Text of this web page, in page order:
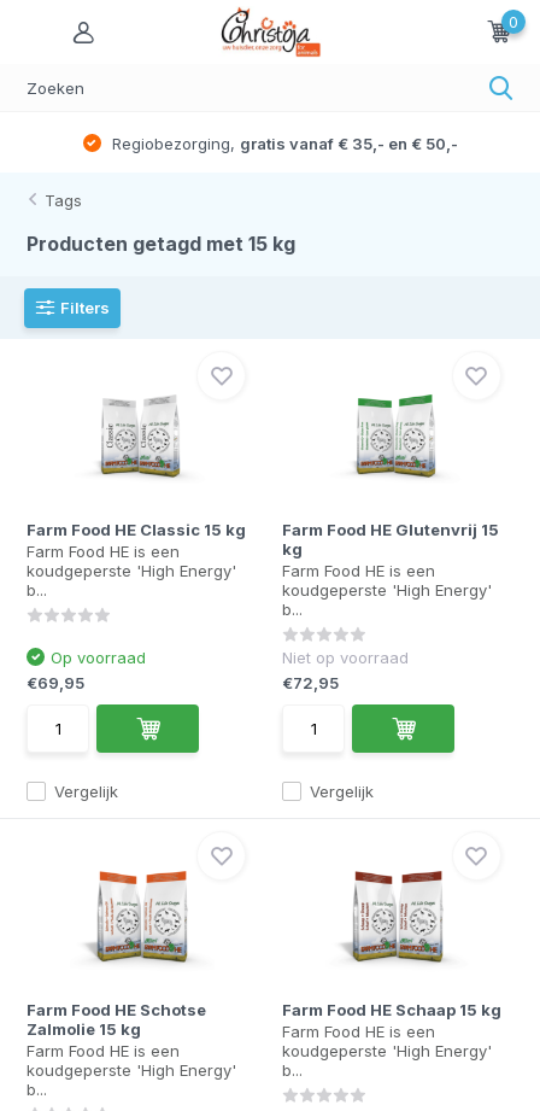
0
Regiobezorging, gratis vanaf € 35,- en € 50,-
Tags
Producten getagd met 15 kg
Filters
Farm Food HE Classic 15 kg
Farm Food HE is een
koudgeperste 'High Energy'
b...
Vergelijk
Op voorraad
€69,95
Farm Food HE Glutenvrij 15
kg
Farm Food HE is een
koudgeperste 'High Energy'
b...
Vergelijk
Niet op voorraad
€72,95
Farm Food HE Schotse
Zalmolie 15 kg
Farm Food HE is een
koudgeperste 'High Energy'
b...
Farm Food HE Schaap 15 kg
Farm Food HE is een
koudgeperste 'High Energy'
b...